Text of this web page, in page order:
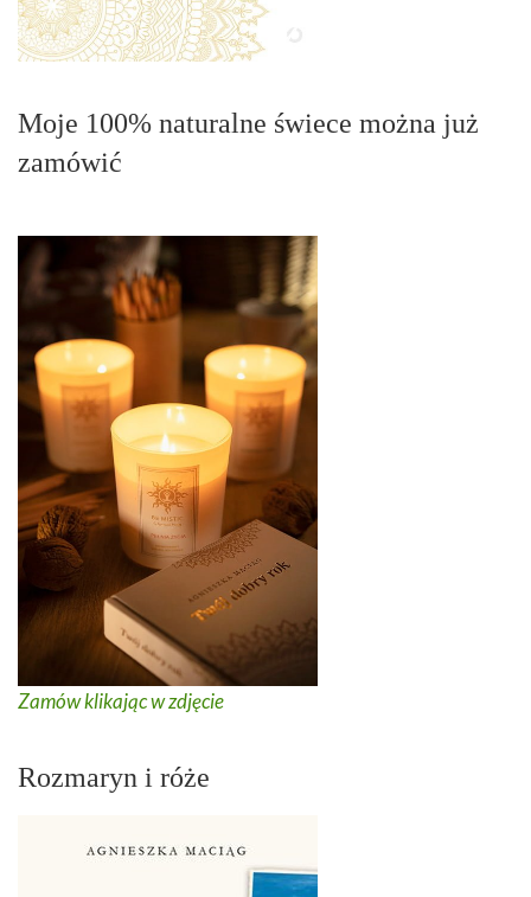
Moje 100% naturalne świece można już
zamówić
Zamów klikając w zdjęcie
Rozmaryn i róże